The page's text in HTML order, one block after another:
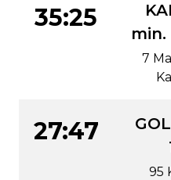
35:25
min.
7
27:47
95